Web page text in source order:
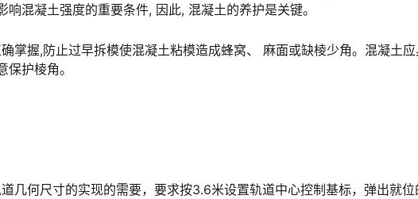
混凝土强度的重要条件, 因此, 混凝土的养护是关键。󠅅󠅃󠄵󠅂󠄪󠇖󠆨󠆨󠇕󠆞󠆒󠅬󠇘󠆭󠆘󠇙󠆝󠅵󠇗󠆭󠆁󠄐󠇗󠅹󠅸󠇖󠆍󠅳󠇖󠅹󠅰󠇖󠆌󠅹
掌握,防止过早拆模使混凝土粘模造成蜂窝、 麻面或缺棱少角。混凝土应
护棱角。
几何尺寸的实现的需要，要求按3.6米设置轨道中心控制基标，弹出就位